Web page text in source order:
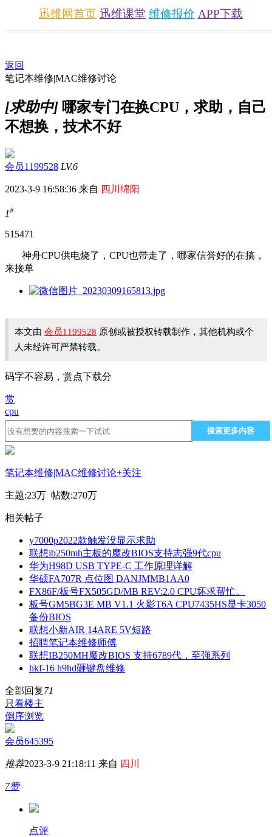
迅维网首页 迅维课堂 维修报价 APP下载
返回
笔记本维修|MAC维修讨论
[求助中] 哪家专门在换CPU，求助，自己
不想换，技术不好
会员1199528 LV.6
2023-3-9 16:58:36 来自 四川绵阳
1#
515471
神舟CPU供电烧了，CPU也带走了，哪家信誉好的在搞，
来接单
本文由 会员1199528 原创或被授权转载制作，其他机构或个
人未经许可严禁转载。
码字不容易，赏点下载分
赏
cpu
搜索更多内容
笔记本维修|MAC维修讨论+关注
主题:23万 帖数:270万
相关帖子
y7000p2022款触发没显示求助
联想ib250mh主板的魔改BIOS支持志强9代cpu
华为H98D USB TYPE-C 工作原理详解
华硕FA707R 点位图 DANJMMB1AA0
FX86F/板号FX505GD/MB REV:2.0 CPU坏求帮忙。
板号GM5BG3E MB V1.1 火影T6A CPU7435HS显卡3050
备份BIOS
联想小新AIR 14ARE 5V短路
招聘笔记本维修师傅
联想IB250MH魔改BIOS 支持6789代，至强系列
hkf-16 h9hd砸键盘维修
全部回复71
只看楼主
倒序浏览
会员645395
推荐2023-3-9 21:18:11 来自 四川
7赞
点评